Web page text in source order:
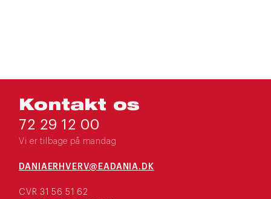
Kontakt os
72 29 12 00
Vi er tilbage på mandag
DANIAERHVERV@EADANIA.DK
CVR 31 56 51 62